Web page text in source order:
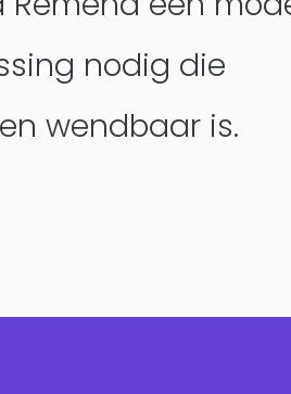
nodig die
wendbaar is.